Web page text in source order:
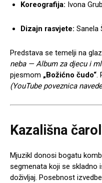
Koreografija: Ivona
Dizajn rasvjete: Sanela
Predstava se temelji na
neba — Album za djecu i
pjesmom „Božićno čudo“.
(YouTube poveznica
Kazališna
Mjuzikl donosi bogatu
segmenata koji se skladno
doživljaj. Posebnost